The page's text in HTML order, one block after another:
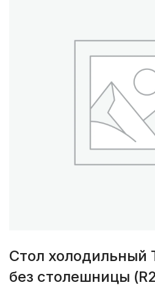
Стол холодильный
без столешницы